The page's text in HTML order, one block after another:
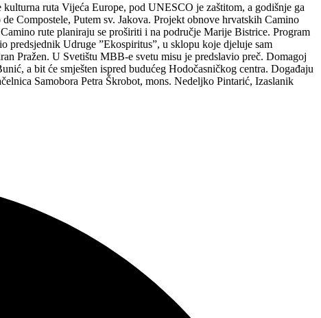
ruta Vijeća Europe, pod UNESCO je zaštitom, a godišnje ga
Compostele, Putem sv. Jakova. Projekt obnove hrvatskih Camino
rute planiraju se proširiti i na područje Marije Bistrice. Program
Udruge ”Ekospiritus”, u sklopu koje djeluje sam
Pražen. U Svetištu MBB-e svetu misu je predslavio preč. Domagoj
a bit će smješten ispred budućeg Hodočasničkog centra. Događaju
Samobora Petra Škrobot, mons. Nedeljko Pintarić, Izaslanik